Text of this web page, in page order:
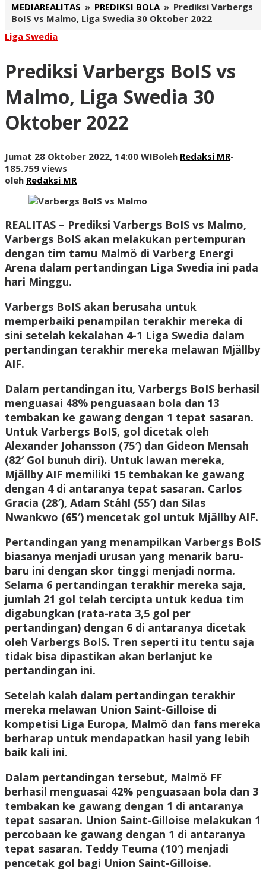
MEDIAREALITAS » PREDIKSI BOLA » Prediksi Varbergs
BoIS vs Malmo, Liga Swedia 30 Oktober 2022
Liga Swedia
Prediksi Varbergs BoIS vs
Malmo, Liga Swedia 30
Oktober 2022
Jumat 28 Oktober 2022, 14:00 WIBoleh Redaksi MR-
185.759 views
oleh Redaksi MR
REALITAS – Prediksi Varbergs BoIS vs Malmo,
Varbergs BoIS akan melakukan pertempuran
dengan tim tamu Malmö di Varberg Energi
Arena dalam pertandingan Liga Swedia ini pada
hari Minggu.
Varbergs BoIS akan berusaha untuk
memperbaiki penampilan terakhir mereka di
sini setelah kekalahan 4-1 Liga Swedia dalam
pertandingan terakhir mereka melawan Mjällby
AIF.
Dalam pertandingan itu, Varbergs BoIS berhasil
menguasai 48% penguasaan bola dan 13
tembakan ke gawang dengan 1 tepat sasaran.
Untuk Varbergs BoIS, gol dicetak oleh
Alexander Johansson (75′) dan Gideon Mensah
(82′ Gol bunuh diri). Untuk lawan mereka,
Mjällby AIF memiliki 15 tembakan ke gawang
dengan 4 di antaranya tepat sasaran. Carlos
Gracia (28′), Adam Ståhl (55′) dan Silas
Nwankwo (65′) mencetak gol untuk Mjällby AIF.
Pertandingan yang menampilkan Varbergs BoIS
biasanya menjadi urusan yang menarik baru-
baru ini dengan skor tinggi menjadi norma.
Selama 6 pertandingan terakhir mereka saja,
jumlah 21 gol telah tercipta untuk kedua tim
digabungkan (rata-rata 3,5 gol per
pertandingan) dengan 6 di antaranya dicetak
oleh Varbergs BoIS. Tren seperti itu tentu saja
tidak bisa dipastikan akan berlanjut ke
pertandingan ini.
Setelah kalah dalam pertandingan terakhir
mereka melawan Union Saint-Gilloise di
kompetisi Liga Europa, Malmö dan fans mereka
berharap untuk mendapatkan hasil yang lebih
baik kali ini.
Dalam pertandingan tersebut, Malmö FF
berhasil menguasai 42% penguasaan bola dan 3
tembakan ke gawang dengan 1 di antaranya
tepat sasaran. Union Saint-Gilloise melakukan 1
percobaan ke gawang dengan 1 di antaranya
tepat sasaran. Teddy Teuma (10′) menjadi
pencetak gol bagi Union Saint-Gilloise.